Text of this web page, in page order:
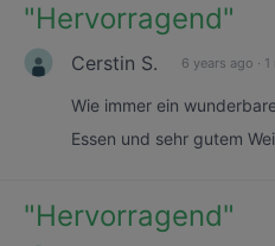
"Hervorragend"
Cerstin S. 6 years ago · 1
Wie immer ein
Essen und sehr gutem
"Hervorragend"